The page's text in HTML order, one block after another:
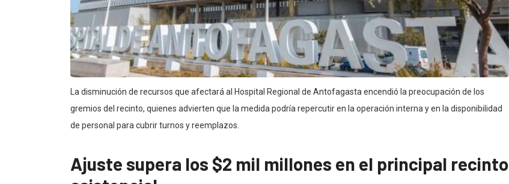
La disminución de recursos que afectará al Hospital Regional de Antofagasta encendió la preocupación de los
gremios del recinto, quienes advierten que la medida podría repercutir en la operación interna y en la disponibilidad
de personal para cubrir turnos y reemplazos.
Ajuste supera los $2 mil millones en el principal recinto